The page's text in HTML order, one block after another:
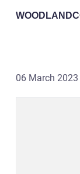
06 March 2023